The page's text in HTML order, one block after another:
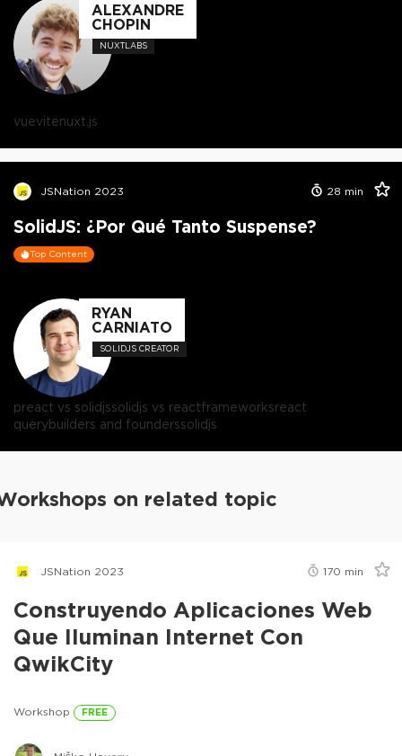
ALEXANDRE
CHOPIN
NUXTLABS
vuevitenuxt.js
JSNation 2023 28 min
SolidJS: ¿Por Qué Tanto Suspense?
Top Content
RYAN
CARNIATO
SOLIDJS CREATOR
preact vs solidjssolidjs vs reactframeworksreact
querybuilders and founderssolidjs
on related topic
JSNation 2023 170 min
Construyendo Aplicaciones Web
Que Iluminan Internet Con
QwikCity
Workshop FREE